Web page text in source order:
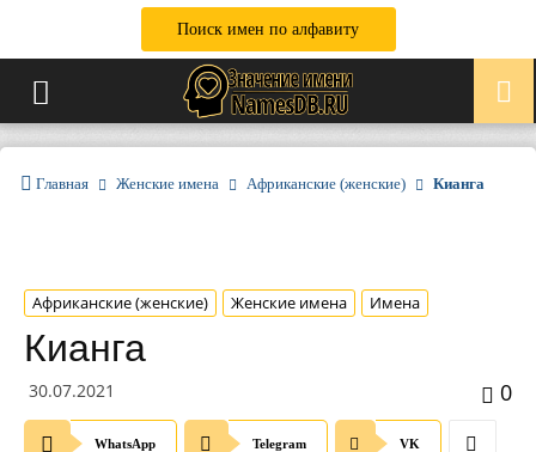
Поиск имен по алфавиту
Главная Женские имена Африканские (женские) Кианга
Африканские (женские) Женские имена Имена
Кианга
30.07.2021 0
WhatsApp Telegram VK